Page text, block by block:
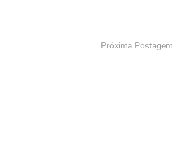
Próxima Postagem